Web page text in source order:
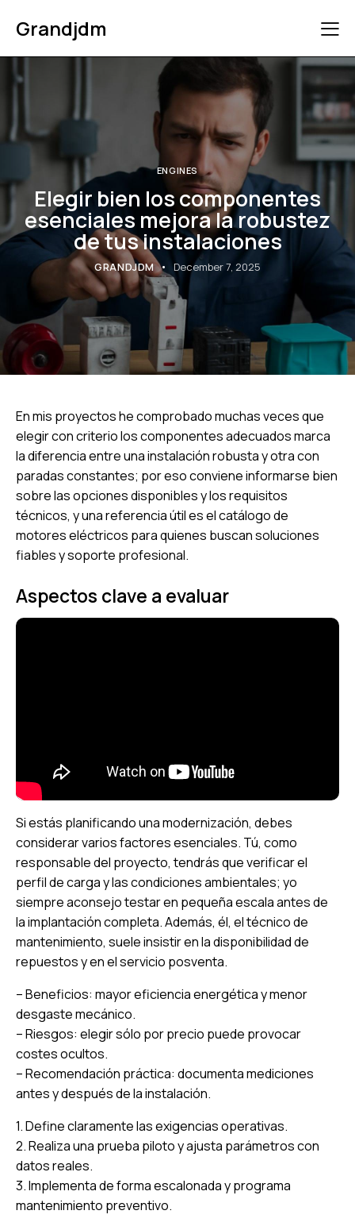
Grandjdm
ENGINES
Elegir bien los componentes
esenciales mejora la robustez
de tus instalaciones
GRANDJDM December 7, 2025
En mis proyectos he comprobado muchas veces que
elegir con criterio los componentes adecuados marca
la diferencia entre una instalación robusta y otra con
paradas constantes; por eso conviene informarse bien
sobre las opciones disponibles y los requisitos
técnicos, y una referencia útil es el catálogo de
motores eléctricos para quienes buscan soluciones
fiables y soporte profesional.
Aspectos clave a evaluar
Si estás planificando una modernización, debes
considerar varios factores esenciales. Tú, como
responsable del proyecto, tendrás que verificar el
perfil de carga y las condiciones ambientales; yo
siempre aconsejo testar en pequeña escala antes de
la implantación completa. Además, él, el técnico de
mantenimiento, suele insistir en la disponibilidad de
repuestos y en el servicio posventa.
– Beneficios: mayor eficiencia energética y menor
desgaste mecánico.
– Riesgos: elegir sólo por precio puede provocar
costes ocultos.
– Recomendación práctica: documenta mediciones
antes y después de la instalación.
1. Define claramente las exigencias operativas.
2. Realiza una prueba piloto y ajusta parámetros con
datos reales.
3. Implementa de forma escalonada y programa
mantenimiento preventivo.